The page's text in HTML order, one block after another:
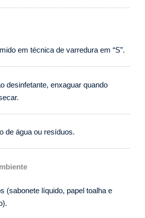
em técnica de varredura em “S”.
desinfetante, enxaguar quando
de água ou resíduos.
(sabonete líquido, papel toalha e